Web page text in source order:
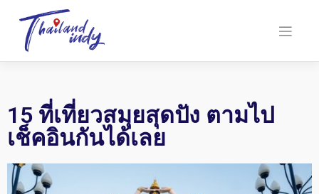
15 ที่เที่ยวสมุยสุดปัง ตามไป
เช็คอินกันได้เลย